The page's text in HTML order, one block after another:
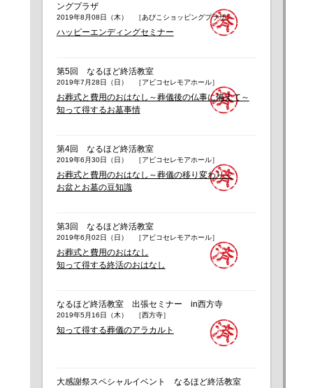
ングプラザ
2019年8月08日（木） ［あびこショッピングプラザ］
ハッピーエンディングセミナー
第5回 なるほど終活教室
2019年7月28日（日） ［アビコセレモアホール］
お葬式と費用のおはなし～葬儀後の仏事に備えて～
知って得するお墓事情
第4回 なるほど終活教室
2019年6月30日（日） ［アビコセレモアホール］
お葬式と費用のおはなし～葬儀の移り変わり～
お盆とお墓の豆知識
第3回 なるほど終活教室
2019年6月02日（日） ［アビコセレモアホール］
お葬式と費用のおはなし
知って得する終活のおはなし
なるほど終活教室 出張セミナー in西方寺
2019年5月16日（木） ［西方寺］
知って得する葬儀のアラカルト
大感謝祭スペシャルイベント なるほど終活教室